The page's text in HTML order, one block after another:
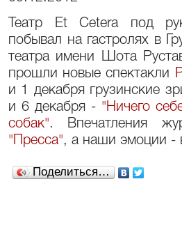
Театр Et Cetera под
побывал на гастролях в
театра имени Шота
прошли новые спектакли
и 1 декабря грузинские
и 6 декабря - "Ничего
собак". Впечатления
"Пресса", а наши эмоции -
Поделиться…